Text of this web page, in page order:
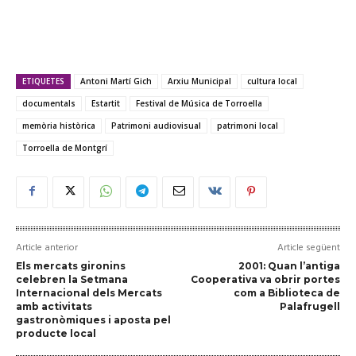
ETIQUETES Antoni Martí Gich Arxiu Municipal
cultura local
documentals
Estartit
Festival de Música de Torroella
memòria històrica
Patrimoni audiovisual
patrimoni local
Torroella de Montgrí
Article anterior
Els mercats gironins
celebren la Setmana
Internacional dels Mercats
amb activitats
gastronòmiques i aposta pel
producte local
Article següent
2001: Quan l’antiga
Cooperativa va obrir portes
com a Biblioteca de
Palafrugell